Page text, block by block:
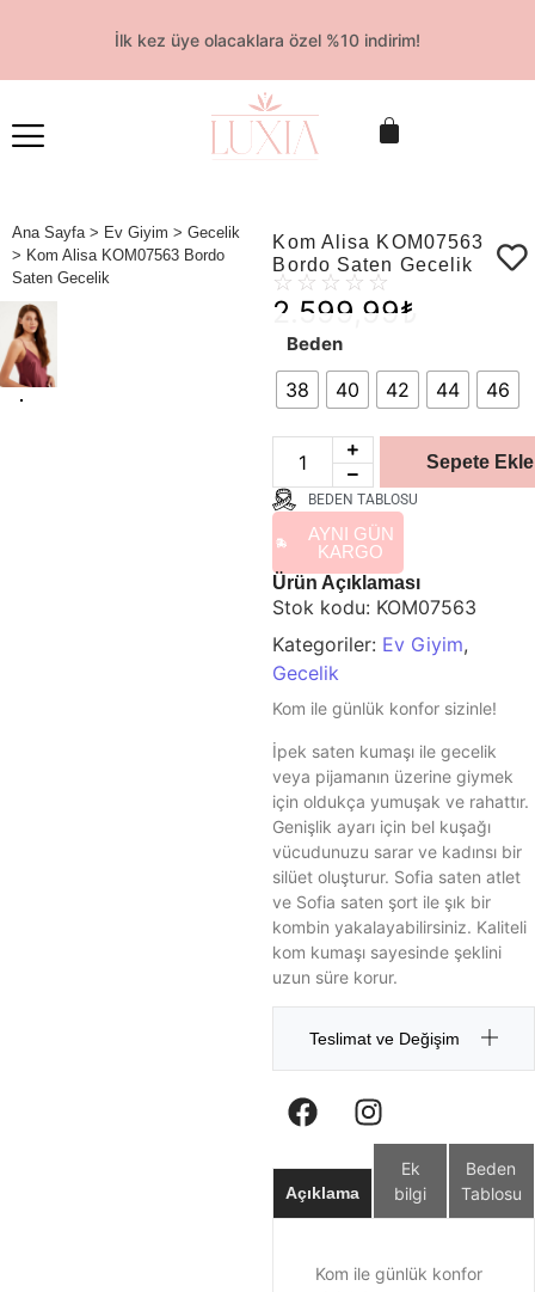
İlk kez üye olacaklara özel %10 indirim!
Ana Sayfa > Ev Giyim > Gecelik
> Kom Alisa KOM07563 Bordo
Saten Gecelik
Kom Alisa KOM07563
Bordo Saten Gecelik
☆ ☆ ☆ ☆ ☆
2.599,99₺
Beden
38 40 42 44 46
Sepete Ekle
BEDEN TABLOSU
AYNI GÜN
KARGO
Ürün Açıklaması
Stok kodu: KOM07563
Kategoriler: Ev Giyim,
Gecelik
Kom ile günlük konfor sizinle!
İpek saten kumaşı ile gecelik
veya pijamanın üzerine giymek
için oldukça yumuşak ve rahattır.
Genişlik ayarı için bel kuşağı
vücudunuzu sarar ve kadınsı bir
silüet oluşturur. Sofia saten atlet
ve Sofia saten şort ile şık bir
kombin yakalayabilirsiniz. Kaliteli
kom kumaşı sayesinde şeklini
uzun süre korur.
Teslimat ve Değişim
Açıklama
Ek
bilgi
Beden
Tablosu
Kom ile günlük konfor